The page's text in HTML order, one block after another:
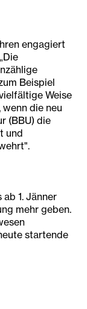
engagiert
Beispiel
Weise
die neu
(BBU) die
und
1. Jänner
mehr geben.
startende